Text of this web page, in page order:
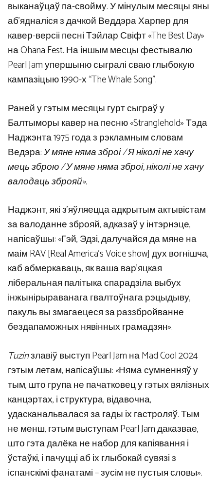
выканаўцаў па-свойму. У мінулым месяцы яны
аб’ядналіся з дачкой Веддэра Харпер для
кавер-версіі песні Тэйлар Свіфт «The Best Day»
на Ohana Fest. На іншым месцы фестывалю
Pearl Jam упершыню сыгралі сваю глыбокую
кампазіцыю 1990-х “The Whale Song”.
Раней у гэтым месяцы гурт сыграў у
Балтыморы кавер на песню «Stranglehold» Тэда
Наджэнта 1975 года з рэкламным словам
Ведэра:У мяне няма зброі / Я ніколі не хачу
мець зброю / У мяне няма зброі, ніколі не хачу
валодаць зброяй».
Наджэнт, які з’яўляецца адкрытым актывістам
за валоданне зброяй, адказаў у інтэрнэце,
напісаўшы: «Гэй, Эдзі, далучайся да мяне на
маім RAV [Real America’s Voice show] дух вогнішча,
каб абмеркаваць, як ваша вар’яцкая
ліберальная палітыка спарадзіла выбух
інжынірыраванага гвалтоўнага рэцыдыву,
пакуль вы змагаецеся за раззбройванне
бездапаможных нявінных грамадзян».
Tuzinзлавіў выступ Pearl Jam на Mad Cool 2024
гэтым летам, напісаўшы: «Няма сумненняў у
тым, што група не пачатковец у гэтых вялізных
канцэртах, і структура, відавочна,
удасканальвалася за гады іх гастроляў. Тым
не менш, гэтым выступам Pearl Jam даказвае,
што гэта далёка не набор для капіявання і
ўстаўкі, і пачуцці аб іх глыбокай сувязі з
іспанскімі фанатамі – зусім не пустыя словы».